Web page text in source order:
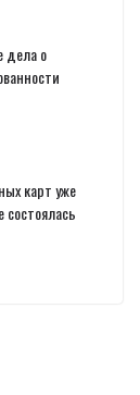
дела о
карт уже